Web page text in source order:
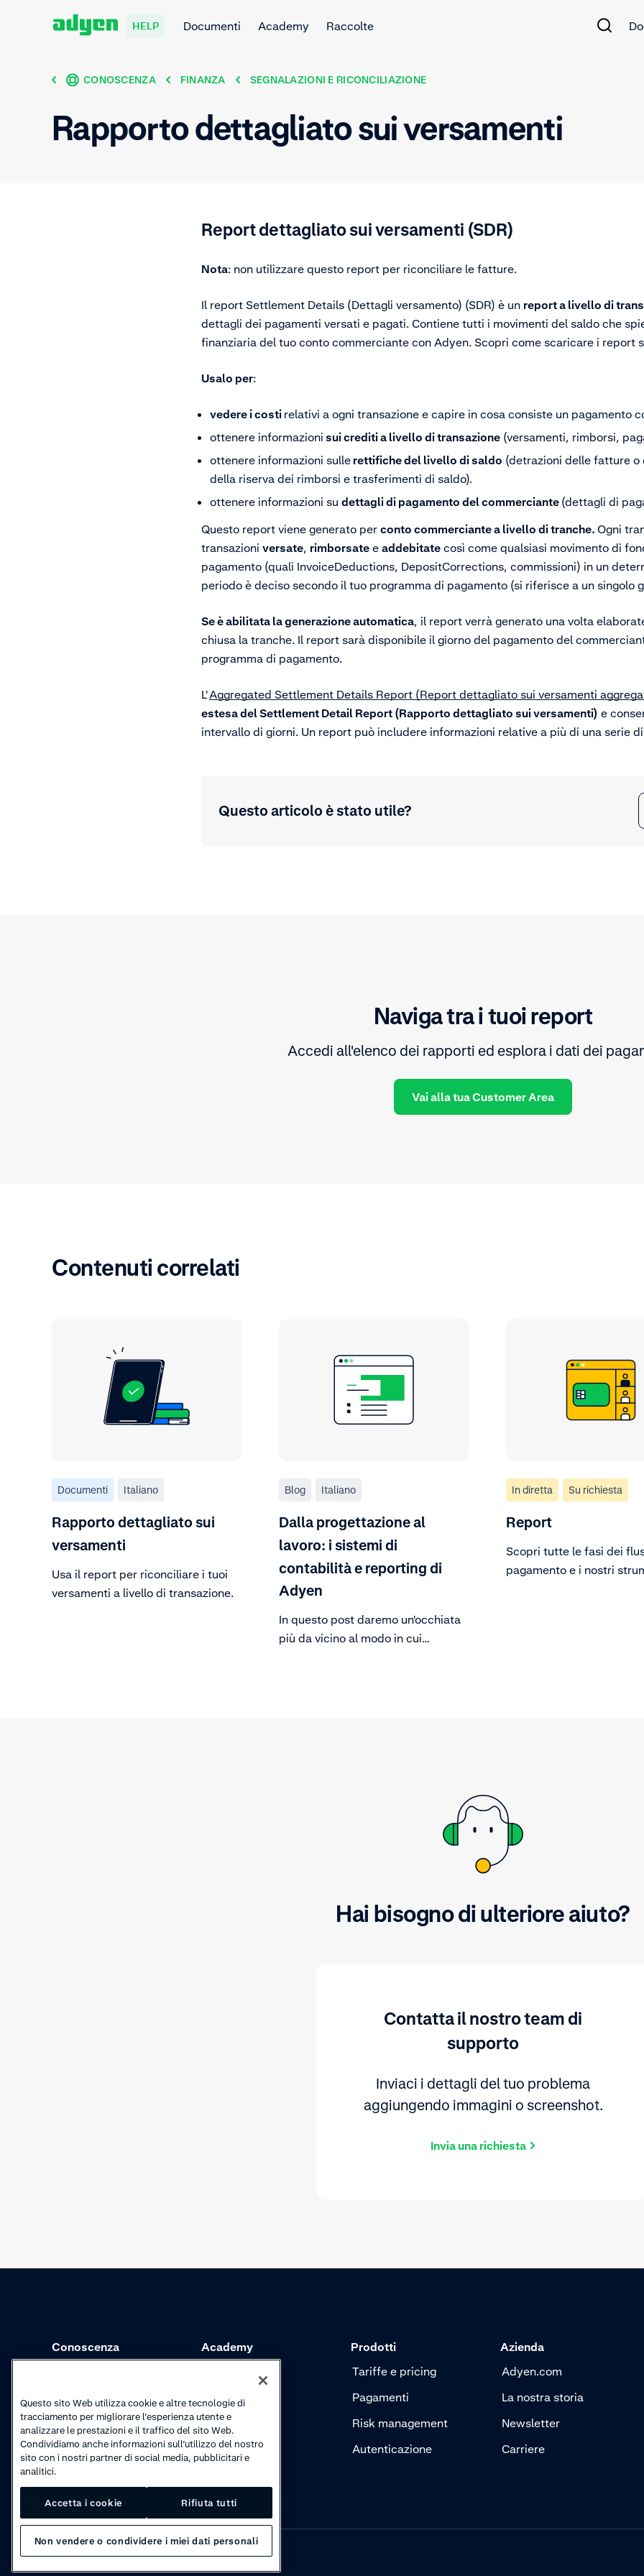
HELP Documenti Academy Raccolte
CONOSCENZA FINANZA SEGNALAZIONI E RICONCILIAZIONE
Rapporto dettagliato sui versamenti
Report dettagliato sui versamenti (SDR)
Nota: non utilizzare questo report per riconciliare le fatture.
Il report Settlement Details (Dettagli versamento) (SDR) è un report a livello di
dettagli dei pagamenti versati e pagati. Contiene tutti i movimenti del saldo che
finanziaria del tuo conto commerciante con Adyen. Scopri come scaricare i report
Usalo per:
vedere i costi relativi a ogni transazione e capire in cosa consiste un pagamento
ottenere informazioni sui crediti a livello di transazione (versamenti, rimborsi,
ottenere informazioni sulle rettifiche del livello di saldo (detrazioni delle fatture
della riserva dei rimborsi e trasferimenti di saldo).
ottenere informazioni su dettagli di pagamento del commerciante (dettagli di
Questo report viene generato per conto commerciante a livello di tranche. Ogni
transazioni versate, rimborsate e addebitate così come qualsiasi movimento di
pagamento (quali InvoiceDeductions, DepositCorrections, commissioni) in un
periodo è deciso secondo il tuo programma di pagamento (si riferisce a un singolo
Se è abilitata la generazione automatica, il report verrà generato una volta
chiusa la tranche. Il report sarà disponibile il giorno del pagamento del
programma di pagamento.
L'Aggregated Settlement Details Report (Report dettagliato sui versamenti
estesa del Settlement Detail Report (Rapporto dettagliato sui versamenti) e
intervallo di giorni. Un report può includere informazioni relative a più di una serie
Questo articolo è stato utile?
Naviga tra i tuoi report
Accedi all'elenco dei rapporti ed esplora i dati dei
Vai alla tua Customer Area
Contenuti correlati
Documenti Italiano
Rapporto dettagliato sui
versamenti
Usa il report per riconciliare i tuoi
versamenti a livello di transazione.
Blog Italiano
Dalla progettazione al
lavoro: i sistemi di
contabilità e reporting di
Adyen
In questo post daremo un'occhiata
più da vicino al modo in cui
In diretta Su richiesta
Report
Scopri tutte le fasi dei
pagamento e i nostri
Hai bisogno di ulteriore aiuto?
Contatta il nostro team di
supporto
Inviaci i dettagli del tuo problema
aggiungendo immagini o screenshot.
Invia una richiesta
Conoscenza
Aggiornamenti sui
prodotti
Academy
Video tutorial
Prodotti
Tariffe e pricing
Pagamenti
Risk management
Autenticazione
Azienda
Adyen.com
La nostra storia
Newsletter
Carriere
Privacy · Cookies · Disclaimer ·© 2026 Adyen
Questo sito Web utilizza cookie e altre tecnologie di
tracciamento per migliorare l’esperienza utente e
analizzare le prestazioni e il traffico del sito Web.
Condividiamo anche informazioni sull’utilizzo del nostro
sito con i nostri partner di social media, pubblicitari e
analitici.
Accetta i cookie Rifiuta tutti
Non vendere o condividere i miei dati personali